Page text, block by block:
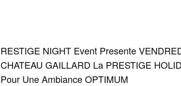
RESTIGE NIGHT Event Presente
CHATEAU GAILLARD La PRESTIGE
Pour Une Ambiance OPTIMUM